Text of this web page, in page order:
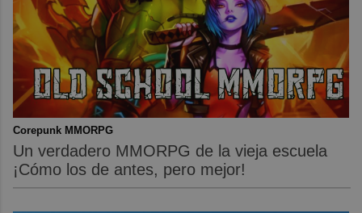
Corepunk MMORPG
Un verdadero MMORPG de la vieja escuela
¡Cómo los de antes, pero mejor!